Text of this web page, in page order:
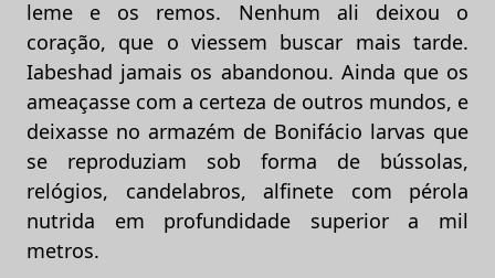
leme e os remos. Nenhum ali deixou o
coração, que o viessem buscar mais tarde.
Iabeshad jamais os abandonou. Ainda que os
ameaçasse com a certeza de outros mundos, e
deixasse no armazém de Bonifácio larvas que
se reproduziam sob forma de bússolas,
relógios, candelabros, alfinete com pérola
nutrida em profundidade superior a mil
metros.